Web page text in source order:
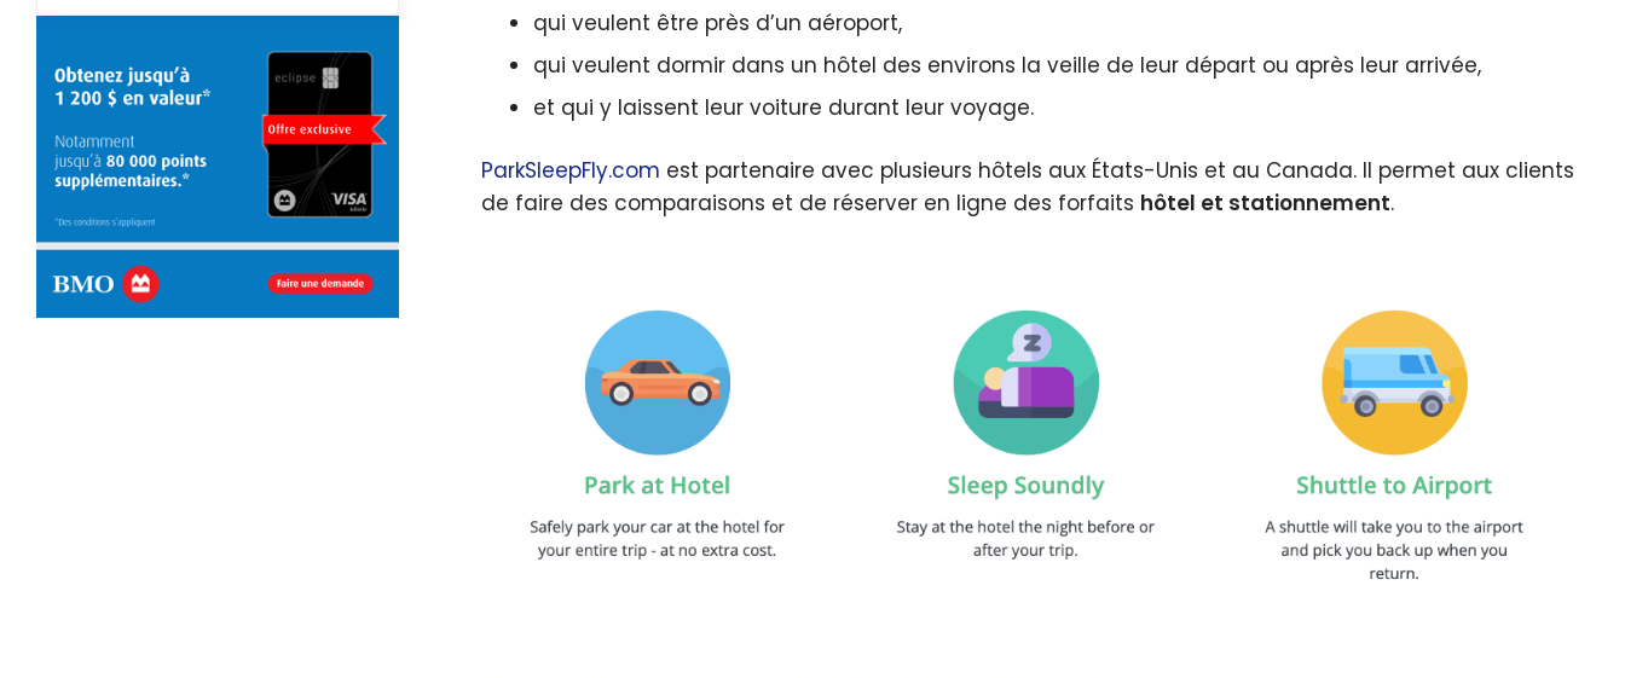
qui veulent être près d’un aéroport,
qui veulent dormir dans un hôtel des environs la veille de leur départ ou après leur arrivée,
et qui y laissent leur voiture durant leur voyage.
ParkSleepFly.com est partenaire avec plusieurs hôtels aux États-Unis et au Canada. Il permet aux clients
de faire des comparaisons et de réserver en ligne des forfaits hôtel et stationnement.